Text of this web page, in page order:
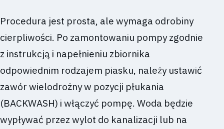
Procedura jest prosta, ale wymaga odrobiny
cierpliwości. Po zamontowaniu pompy zgodnie
z instrukcją i napełnieniu zbiornika
odpowiednim rodzajem piasku, należy ustawić
zawór wielodrożny w pozycji płukania
(BACKWASH) i włączyć pompę. Woda będzie
wypływać przez wylot do kanalizacji lub na